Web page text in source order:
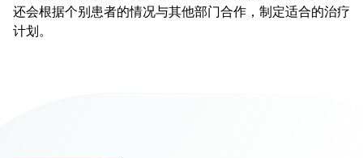
还会根据个别患者的情况与其他部门合作，制定适合的治疗
计划。